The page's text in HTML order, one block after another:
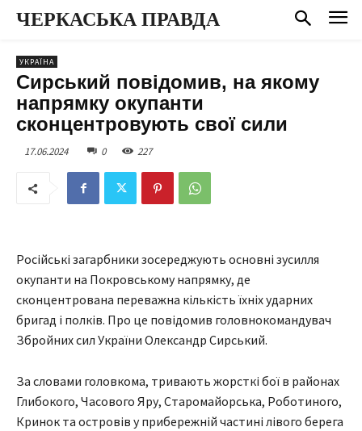
ЧЕРКАСЬКА ПРАВДА
УКРАЇНА
Сирський повідомив, на якому
напрямку окупанти
сконцентровують свої сили
17.06.2024 0 227
Російські загарбники зосереджують основні зусилля
окупанти на Покровському напрямку, де
сконцентрована переважна кількість їхніх ударних
бригад і полків. Про це повідомив головнокомандувач
Збройних сил України Олександр Сирський.
За словами головкома, тривають жорсткі бої в районах
Глибокого, Часового Яру, Старомайорська, Роботиного,
Кринок та островів у прибережній частині лівого берега